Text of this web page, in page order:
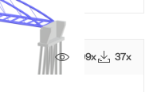
209x 37x